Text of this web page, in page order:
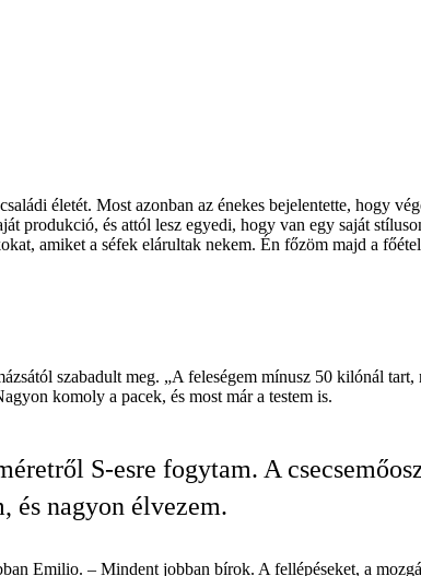
családi életét. Most azonban az énekes bejelentette, hogy
produkció, és attól lesz egyedi, hogy van egy saját
amiket a séfek elárultak nekem. Én főzöm majd a
szabadult meg. „A feleségem mínusz 50 kilónál
komoly a pacek, és most már a testem is.
S-esre fogytam. A
és nagyon élvezem.
Emilio. – Mindent jobban bírok. A fellépéseket, a